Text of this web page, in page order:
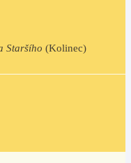
Staršího (Kolinec)